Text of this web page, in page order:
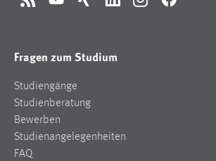
RSS YouTubeXing LinkedInInstagramFacebook
Fragen zum Studium
Studiengänge
Studienberatung
Bewerben
Studienangelegenheiten
FAQ
Cookie Laufzeit:
EXTERNE MEDIEN